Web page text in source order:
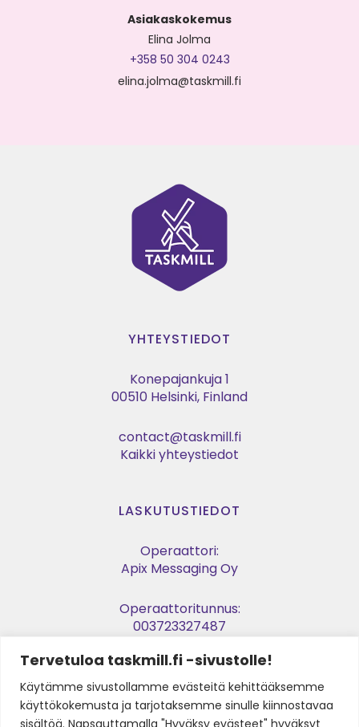
Tervetuloa taskmill.fi -sivustolle!
Käytämme sivustollamme evästeitä kehittääksemme
käyttökokemusta ja tarjotaksemme sinulle kiinnostavaa
sisältöä. Napsauttamalla "Hyväksy evästeet" hyväksyt
Asiakaskokemus
Elina Jolma
+358 50 304 0243
elina.jolma@taskmill.fi
YHTEYSTIEDOT
Konepajankuja 1
00510 Helsinki, Finland
contact@taskmill.fi
Kaikki yhteystiedot
LASKUTUSTIEDOT
Operaattori:
Apix Messaging Oy
Operaattoritunnus:
003723327487
Verkkolaskuosoite:
003729053974